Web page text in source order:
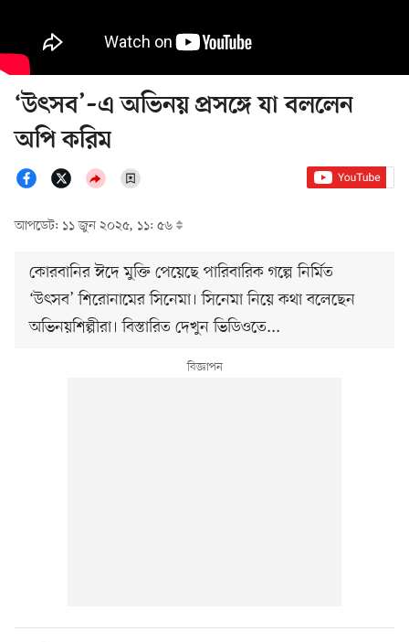
‘উৎসব’–এ অভিনয় প্রসঙ্গে যা বললেন
অপি করিম
আপডেট: ১১ জুন ২০২৫, ১১: ৫৬
কোরবানির ঈদে মুক্তি পেয়েছে পারিবারিক গল্পে নির্মিত
‘উৎসব’ শিরোনামের সিনেমা। সিনেমা নিয়ে কথা বলেছেন
অভিনয়শিল্পীরা। বিস্তারিত দেখুন ভিডিওতে...